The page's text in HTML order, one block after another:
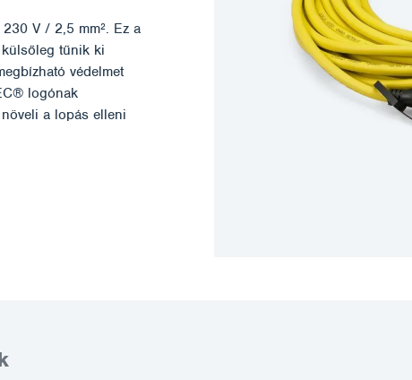
V / 2,5 mm². Ez a
tűnik ki
védelmet
logónak
a lopás elleni